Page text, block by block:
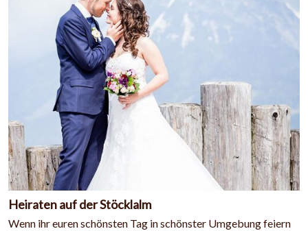
Heiraten auf der Stöcklalm
Wenn ihr euren schönsten Tag in schönster Umgebung feiern